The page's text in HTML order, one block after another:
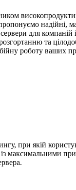
надійні,
сервери для компаній
та
роботу ваших
при якій
максимальними